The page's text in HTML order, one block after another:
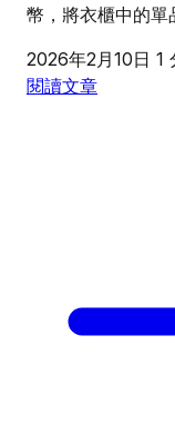
幣，將衣櫃中的單
2026年2月10日 1
閱讀文章